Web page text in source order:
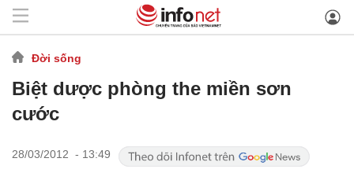
Đời sống
Biệt dược phòng the miền sơn
cước
28/03/2012 - 13:49